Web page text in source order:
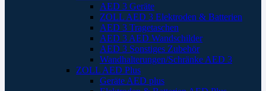
AED 3 Geräte
ZOLL AED 3 Elektroden & Batterien
AED 3 Tragetaschen
AED 3 AED Wandschilder
AED 3 Sonstiges Zubehör
Wandhalterungen/Schränke AED 3
ZOLL AED Plus
Geräte AED plus